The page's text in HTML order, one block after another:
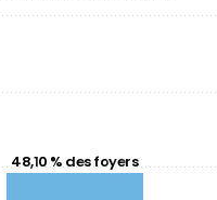
48,10 % des foyers